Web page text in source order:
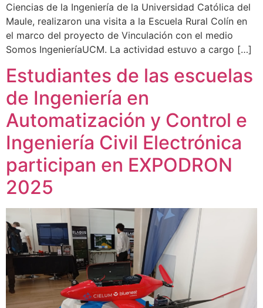
Ciencias de la Ingeniería de la Universidad Católica del
Maule, realizaron una visita a la Escuela Rural Colín en
el marco del proyecto de Vinculación con el medio
Somos IngenieríaUCM. La actividad estuvo a cargo […]
Estudiantes de las escuelas
de Ingeniería en
Automatización y Control e
Ingeniería Civil Electrónica
participan en EXPODRON
2025